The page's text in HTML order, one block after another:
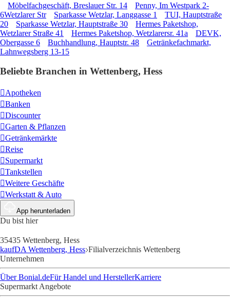
Möbelfachgeschäft, Breslauer Str. 14
Penny, Im Westpark 2-
6Wetzlarer Str
Sparkasse Wetzlar, Langgasse 1
TUI, Hauptstraße
20
Sparkasse Wetzlar, Hauptstraße 30
Hermes Paketshop,
Wetzlarer Straße 41
Hermes Paketshop, Wetzlarersr. 41a
DEVK,
Obergasse 6
Buchhandlung, Hauptstr. 48
Getränkefachmarkt,
Lahnwegsberg 13-15
Beliebte Branchen in Wettenberg, Hess
Apotheken
Banken
Discounter
Garten & Pflanzen
Getränkemärkte
Reise
Supermarkt
Tankstellen
Weitere Geschäfte
Werkstatt & Auto
App herunterladen
Du bist hier
35435 Wettenberg, Hess
kaufDA Wettenberg, Hess Filialverzeichnis Wettenberg
Unternehmen
Über Bonial.deFür Handel und HerstellerKarriere
Supermarkt Angebote